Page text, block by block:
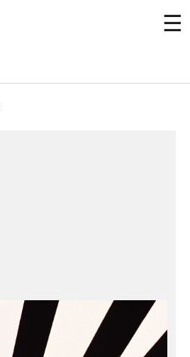
☰